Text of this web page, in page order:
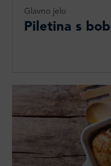
Glavno jelo
Piletina s